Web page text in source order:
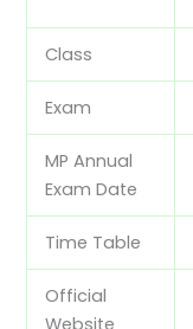
Class
Exam
MP Annual
Exam Date
Time Table
Official
Website